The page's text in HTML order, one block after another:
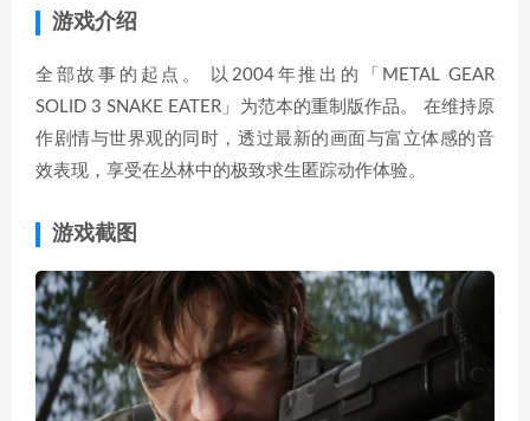
游戏介绍
全部故事的起点。 以2004年推出的「METAL GEAR
SOLID 3 SNAKE EATER」为范本的重制版作品。 在维持原
作剧情与世界观的同时，透过最新的画面与富立体感的音
效表现，享受在丛林中的极致求生匿踪动作体验。
游戏截图